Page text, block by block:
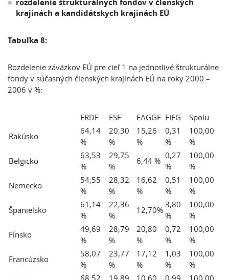
rozdelenie štrukturálnych fondov v členských
krajinách a kandidátskych krajinách EÚ
Tabuľka 8:
Rozdelenie záväzkov EÚ pre cieľ 1 na jednotlivé štrukturálne
fondy v súčasných členských krajinách EÚ na roky 2000 –
2006 v %:
ERDF ESF EAGGF FIFG
Spolu
Rakúsko
64,14
%
20,30
%
15,26
%
0,31
%
100,00
%
Belgicko
63,53
%
29,75
%
6,44 %
0,27
%
100,00
%
Nemecko
54,55
%
28,32
%
16,62
%
0,51
%
100,00
%
Španielsko
61,14
%
22,36
%
12,70%
3,80
%
100,00
%
Fínsko
49,69
%
28,79
%
20,80
%
0,72
%
100,00
%
Francúzsko
58,07
%
23,77
%
17,12
%
1,03
%
100,00
%
68,52
19,89
10,60
0,99
100,00